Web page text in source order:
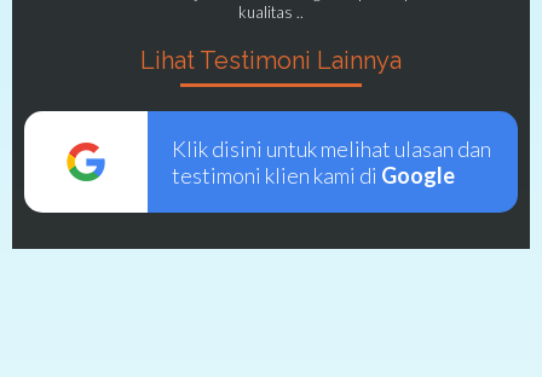
kualitas ..
Lihat Testimoni Lainnya
Klik disini untuk melihat ulasan dan
testimoni klien kami di Google